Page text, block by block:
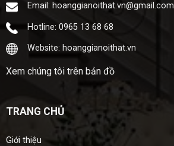
Email: hoanggianoithat.vn@gmail.com
Hotline: 0965 13 68 68
Website: hoanggianoithat.vn
Xem chúng tôi trên bản đồ
TRANG CHỦ
Giới thiệu